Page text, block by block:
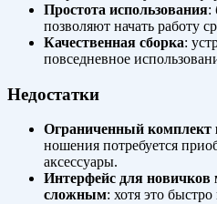
Простота использования:
позволяют начать работу
Качественная сборка:
повседневное
Недостатки
Ограниченный комплект
ношения потребуется
аксессуары.
Интерфейс для новичков
сложным: хотя это